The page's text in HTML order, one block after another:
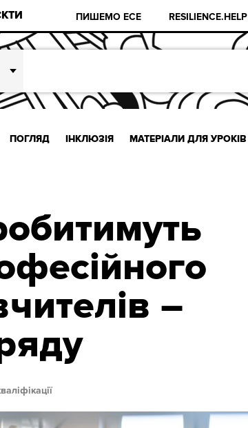
ПИШЕМО ЕСЕ RESILIENCE.HELP
ПОГЛЯД ІНКЛЮЗІЯ МАТЕРІАЛИ ДЛЯ УРОКІВ
–